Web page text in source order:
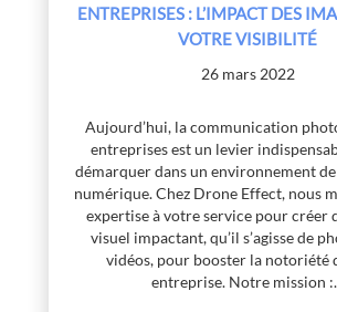
ENTREPRISES : L’IMPACT DES
VOTRE VISIBILITÉ
26 mars 2022
Aujourd’hui, la communication
entreprises est un levier
démarquer dans un environnement
numérique. Chez Drone Effect, nous
expertise à votre service pour créer
visuel impactant, qu’il s’agisse de
vidéos, pour booster la notoriété
entreprise. Notre mission